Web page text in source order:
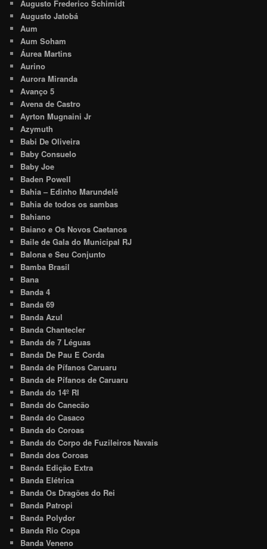
Augusto Frederico Schimidt
Augusto Jatobá
Aum
Aum Soham
Áurea Martins
Aurino
Aurora Miranda
Avanço 5
Avena de Castro
Ayrton Mugnaini Jr
Azymuth
Babi De Oliveira
Baby Consuelo
Baby Joe
Baden Powell
Bahia – Edinho Marundelê
Bahia de todos os sambas
Bahiano
Baiano e Os Novos Caetanos
Baile de Gala do Municipal RJ
Balona e Seu Conjunto
Bamba Brasil
Bana
Banda 4
Banda 69
Banda Azul
Banda Chantecler
Banda de 7 Léguas
Banda De Pau E Corda
Banda de Pífanos Caruaru
Banda de Pífanos de Caruaru
Banda do 14º RI
Banda do Canecão
Banda do Casaco
Banda do Coroas
Banda do Corpo de Fuzileiros Navais
Banda dos Coroas
Banda Edição Extra
Banda Elétrica
Banda Os Dragões do Rei
Banda Patropi
Banda Polydor
Banda Rio Copa
Banda Veneno